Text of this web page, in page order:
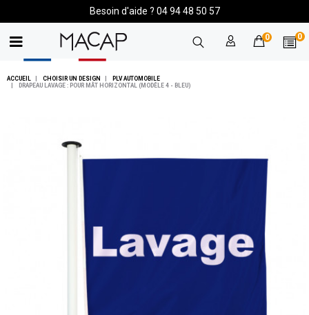
Besoin d'aide ? 04 94 48 50 57
0 0
ACCUEIL CHOISIR UN DESIGN
PLV AUTOMOBILE
DRAPEAU LAVAGE : POUR MÂT HORIZONTAL (MODÈLE 4 - BLEU)